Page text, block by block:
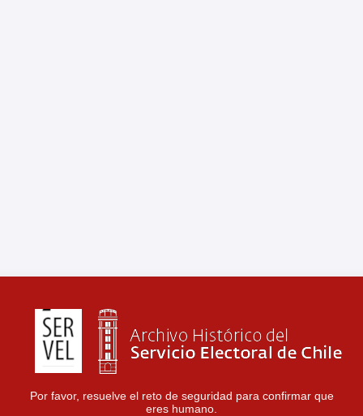
Por favor, resuelve el reto de seguridad para confirmar que
eres humano.